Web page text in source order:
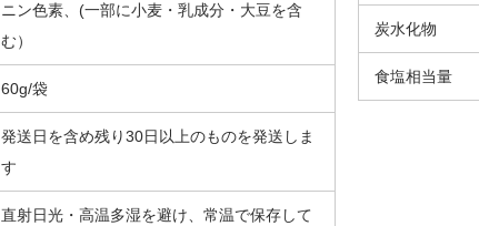
ニン色素、(一部に小麦・乳成分・大豆を含
む）
60g/袋
発送日を含め残り30日以上のものを発送しま
す
直射日光・高温多湿を避け、常温で保存して
炭水化物
食塩相当量